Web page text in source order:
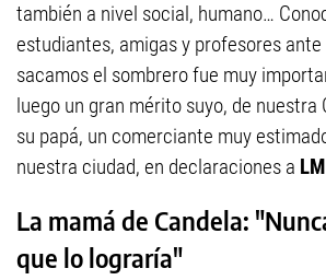
también a nivel social, humano…
estudiantes, amigas y profesores
sacamos el sombrero fue muy
luego un gran mérito suyo, de nuestra
su papá, un comerciante muy
nuestra ciudad, en declaraciones a
La mamá de Candela:
que lo lograría"